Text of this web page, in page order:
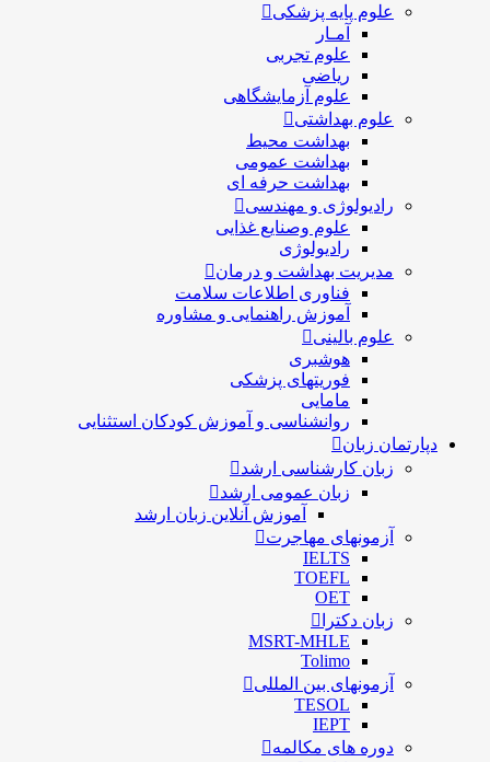
علوم پایه پزشکی
آمـار
علوم تجربی
ریاضی
علوم آزمایشگاهی
علوم بهداشتی
بهداشت محیط
بهداشت عمومی
بهداشت حرفه ای
رادیولوژی و مهندسی
علوم وصنایع غذایی
رادیولوژی
مدیریت بهداشت و درمان
فناوری اطلاعات سلامت
آموزش راهنمایی و مشاوره
علوم بالینی
هوشبری
فوریتهای پزشکی
مامایی
روانشناسی و آموزش کودکان استثنایی
دپارتمان زبان
زبان کارشناسی ارشد
زبان عمومی ارشد
آموزش آنلاین زبان ارشد
آزمونهای مهاجرت
IELTS
TOEFL
OET
زبان دکترا
MSRT-MHLE
Tolimo
آزمونهای بین المللی
TESOL
IEPT
دوره های مکالمه